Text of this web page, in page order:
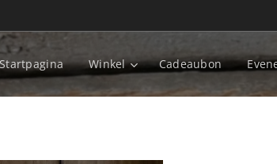
Startpagina Winkel Cadeaubon